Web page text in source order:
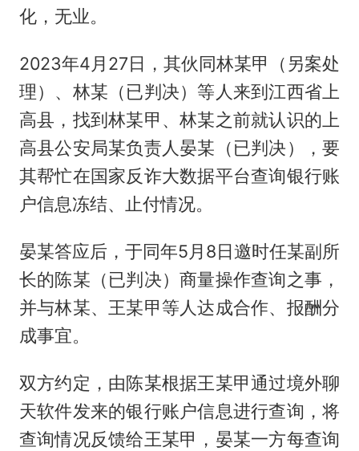
化，无业。
2023年4月27日，其伙同林某甲（另案处
理）、林某（已判决）等人来到江西省上
高县，找到林某甲、林某之前就认识的上
高县公安局某负责人晏某（已判决），要
其帮忙在国家反诈大数据平台查询银行账
户信息冻结、止付情况。
晏某答应后，于同年5月8日邀时任某副所
长的陈某（已判决）商量操作查询之事，
并与林某、王某甲等人达成合作、报酬分
成事宜。
双方约定，由陈某根据王某甲通过境外聊
天软件发来的银行账户信息进行查询，将
查询情况反馈给王某甲，晏某一方每查询